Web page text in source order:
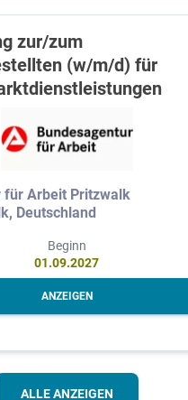
zur/zum
(w/m/d) für
für Arbeit Pritzwalk
Deutschland
Beginn
01.09.2027
ANZEIGEN
ALLE ANZEIGEN